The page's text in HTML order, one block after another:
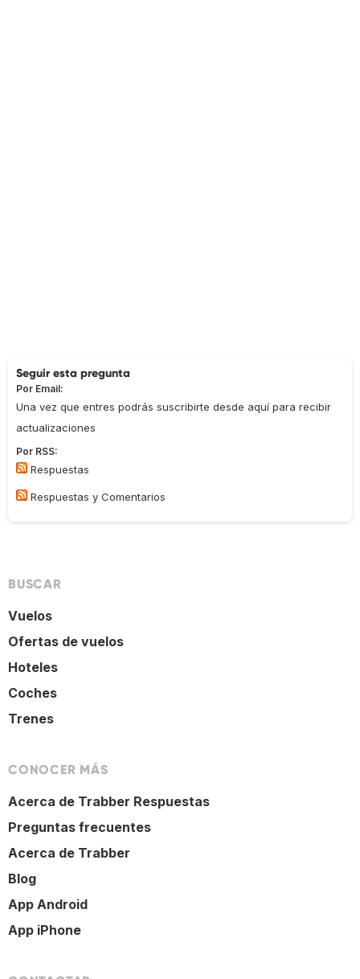
Seguir esta pregunta
Por Email:
Una vez que entres podrás suscribirte desde aquí para recibir
actualizaciones
Por RSS:
Respuestas
Respuestas y Comentarios
BUSCAR
Vuelos
Ofertas de vuelos
Hoteles
Coches
Trenes
CONOCER MÁS
Acerca de Trabber Respuestas
Preguntas frecuentes
Acerca de Trabber
Blog
App Android
App iPhone